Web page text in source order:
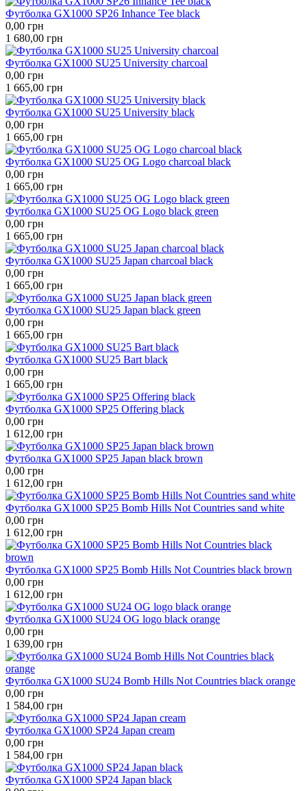
Футболка GX1000 SP26 Inhance Tee black
0,00 грн
1 680,00 грн
Футболка GX1000 SU25 University charcoal
0,00 грн
1 665,00 грн
Футболка GX1000 SU25 University black
0,00 грн
1 665,00 грн
Футболка GX1000 SU25 OG Logo charcoal black
0,00 грн
1 665,00 грн
Футболка GX1000 SU25 OG Logo black green
0,00 грн
1 665,00 грн
Футболка GX1000 SU25 Japan charcoal black
0,00 грн
1 665,00 грн
Футболка GX1000 SU25 Japan black green
0,00 грн
1 665,00 грн
Футболка GX1000 SU25 Bart black
0,00 грн
1 665,00 грн
Футболка GX1000 SP25 Offering black
0,00 грн
1 612,00 грн
Футболка GX1000 SP25 Japan black brown
0,00 грн
1 612,00 грн
Футболка GX1000 SP25 Bomb Hills Not Countries sand white
0,00 грн
1 612,00 грн
Футболка GX1000 SP25 Bomb Hills Not Countries black brown
0,00 грн
1 612,00 грн
Футболка GX1000 SU24 OG logo black orange
0,00 грн
1 639,00 грн
Футболка GX1000 SU24 Bomb Hills Not Countries black orange
0,00 грн
1 584,00 грн
Футболка GX1000 SP24 Japan cream
0,00 грн
1 584,00 грн
Футболка GX1000 SP24 Japan black